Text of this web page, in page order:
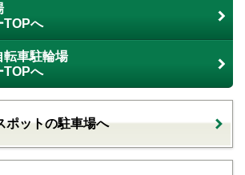
TOPへ
転車駐輪場
TOPへ
ポットの駐車場へ